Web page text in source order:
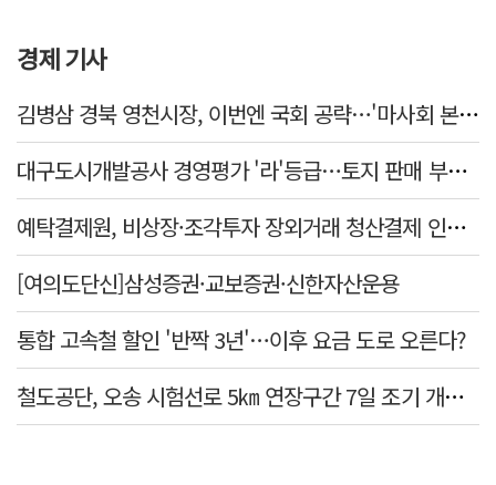
경제 기사
김병삼 경북 영천시장, 이번엔 국회 공략…'마사회 본사 이전·광역교통망 확충' 요청
대구도시개발공사 경영평가 '라'등급…토지 판매 부진에 1년 만에 두 단계 '뚝'
예탁결제원, 비상장·조각투자 장외거래 청산결제 인프라 구축 착수…연내 가동
[여의도단신]삼성증권·교보증권·신한자산운용
통합 고속철 할인 '반짝 3년'…이후 요금 도로 오른다?
철도공단, 오송 시험선로 5㎞ 연장구간 7일 조기 개통…LA 메트로 사업 지원